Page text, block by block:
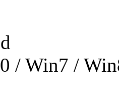
/ Win7 /